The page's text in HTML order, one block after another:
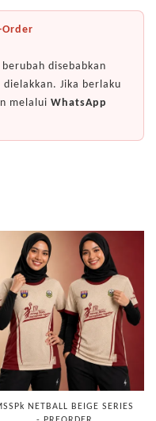
disebabkan
Jika berlaku
melalui WhatsApp
NETBALL BEIGE SERIES